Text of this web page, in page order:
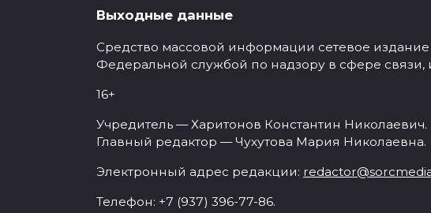
Выходные данные
Средство массовой информации сетевое издание
Федеральной службой по надзору в сфере
16+
Учредитель — Харитонов Константин Николаевич.
Главный редактор — Чухутова Мария Николаевна.
Электронный адрес редакции:
Телефон: +7 (937) 396-77-86.